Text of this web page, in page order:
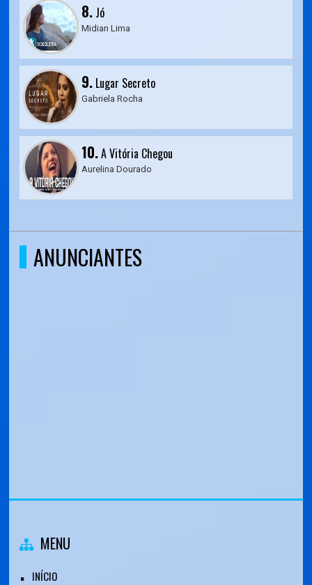
8. Jó
Midian Lima
9. Lugar Secreto
Gabriela Rocha
10.A Vitória Chegou
Aurelina Dourado
ANUNCIANTES
MENU
INÍCIO